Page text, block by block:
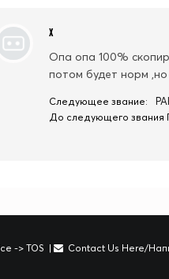
х
Опа опа 100%
потом будет норм ,но
Следующее звание:
До следующего звания
-> TOS | Contact Us Here/